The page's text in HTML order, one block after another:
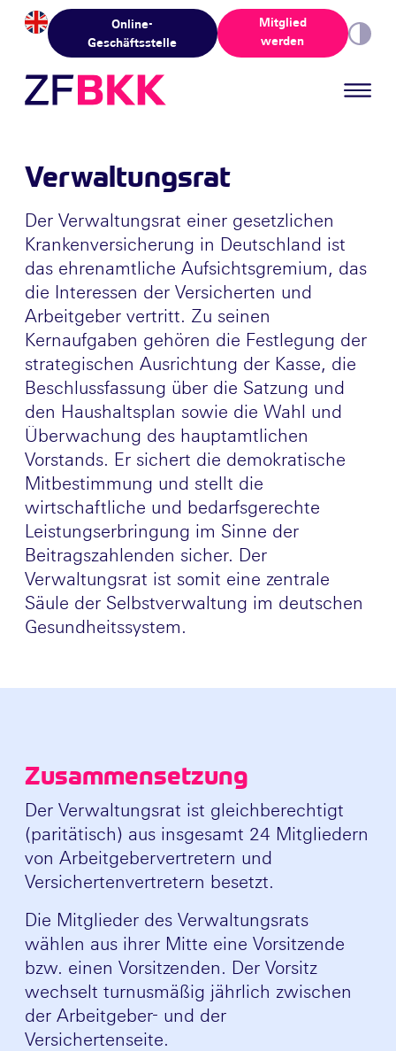
Skip to the contentOnline-
Geschäftsstelle
Mitglied
werden
Verwaltungsrat
Der Verwaltungsrat einer gesetzlichen
Krankenversicherung in Deutschland ist
das ehrenamtliche Aufsichtsgremium, das
die Interessen der Versicherten und
Arbeitgeber vertritt. Zu seinen
Kernaufgaben gehören die Festlegung der
strategischen Ausrichtung der Kasse, die
Beschlussfassung über die Satzung und
den Haushaltsplan sowie die Wahl und
Überwachung des hauptamtlichen
Vorstands. Er sichert die demokratische
Mitbestimmung und stellt die
wirtschaftliche und bedarfsgerechte
Leistungserbringung im Sinne der
Beitragszahlenden sicher. Der
Verwaltungsrat ist somit eine zentrale
Säule der Selbstverwaltung im deutschen
Gesundheitssystem.
Zusammensetzung
Der Verwaltungsrat ist gleichberechtigt
(paritätisch) aus insgesamt 24 Mitgliedern
von Arbeitgebervertretern und
Versichertenvertretern besetzt.
Die Mitglieder des Verwaltungsrats
wählen aus ihrer Mitte eine Vorsitzende
bzw. einen Vorsitzenden. Der Vorsitz
wechselt turnusmäßig jährlich zwischen
der Arbeitgeber- und der
Versichertenseite.